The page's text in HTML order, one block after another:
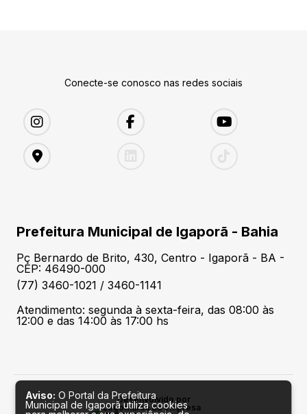
Conecte-se conosco nas redes sociais
Prefeitura Municipal de Igaporã - Bahia
Pç Bernardo de Brito, 430, Centro - Igaporã - BA -
CEP: 46490-000
(77) 3460-1021 / 3460-1141
Atendimento: segunda à sexta-feira, das 08:00 às
12:00 e das 14:00 às 17:00 hs
Desenvolvido por
Aviso: O Portal da Prefeitura
Municipal de Igaporã utiliza cookies